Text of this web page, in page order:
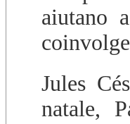
aiutano
Jules
natale,